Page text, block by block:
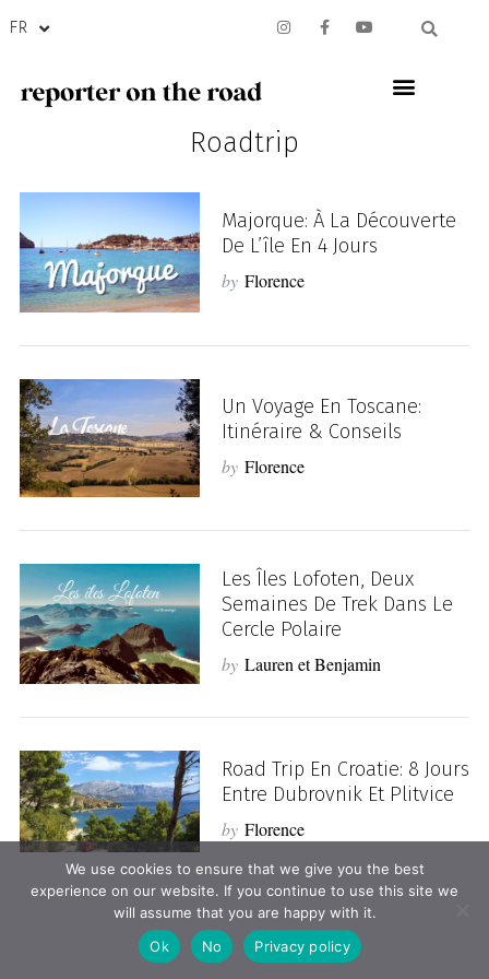
FR
Roadtrip
Majorque: À La Découverte
De L’île En 4 Jours
by Florence
Un Voyage En Toscane:
Itinéraire & Conseils
by Florence
Les Îles Lofoten, Deux
Semaines De Trek Dans Le
Cercle Polaire
by Lauren et Benjamin
Road Trip En Croatie: 8 Jours
Entre Dubrovnik Et Plitvice
by Florence
We use cookies to ensure that we give you the best
experience on our website. If you continue to use this site we
will assume that you are happy with it.
Ok
No Privacy policy